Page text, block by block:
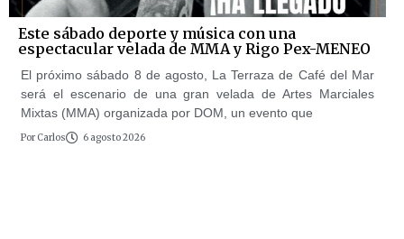
Este sábado deporte y música con una
espectacular velada de MMA y Rigo Pex-MENEO
El próximo sábado 8 de agosto, La Terraza de Café del Mar
será el escenario de una gran velada de Artes Marciales
Mixtas (MMA) organizada por DOM, un evento que
Por Carlos 6 agosto 2026